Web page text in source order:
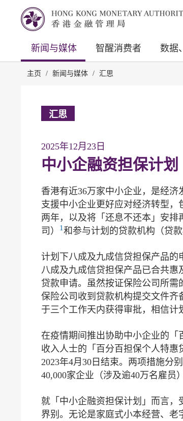
新闻与媒体 智醒消费者 数据
主页 / 新闻与媒体 / 汇思
汇思
2025年12月23日
中小企融资担保计划
香港有近36万家中小企业，是经
支援中小企业更好应对经济转型
两年，以及将「还息不还本」安
司）
1和参与计划的贷款机构（贷
计划下八成及九成信贷担保产品的
八成及九成信贷担保产品已合共惠
贷款申请。虽然按证保险公司所
保险公司收到贷款机构提交文件齐
于三个工作天内获得审批，相信计
在疫情期间推出协助中小企业的
收入人士的「百分百担保个人特惠
2023年4月30日结束。两项措施分
40,000家企业（涉及逾40万名雇员
就「中小企融资担保计划」而言
界别。无论是家庭式小本经营、